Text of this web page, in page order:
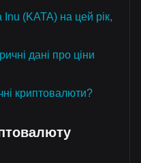
(KATA) на цей рік,
дані про ціни
криптовалюти?